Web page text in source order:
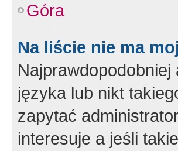
Góra
Na liście nie ma
Najprawdopodobniej
języka lub nikt
zapytać
interesuje a jeśli